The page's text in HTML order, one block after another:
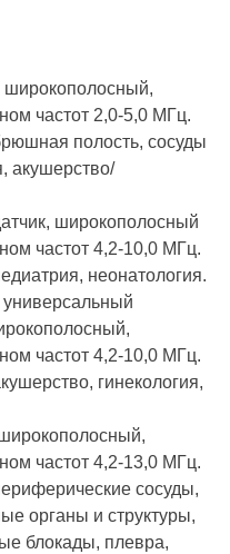
широкополосный,
частот 2,0-5,0 МГц.
полость, сосуды
акушерство/
широкополосный
частот 4,2-10,0 МГц.
неонатология.
частот 4,2-10,0 МГц.
гинекология,
частот 4,2-13,0 МГц.
сосуды,
органы и структуры,
блокады, плевра,